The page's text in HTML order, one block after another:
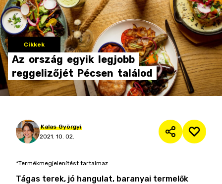
Cikkek
Az ország egyik legjobb
reggelizőjét Pécsen találod
Kalas Györgyi
2021. 10. 02.
*Termékmegjelenítést tartalmaz
Tágas terek, jó hangulat, baranyai termelők